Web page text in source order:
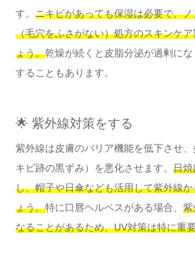
す。 ニキビがあっても保湿は必要で、
（毛穴をふさがない）処方のスキンケ
ょう。乾燥が続くと皮脂分泌が過剰に
することもあります。
🌟 紫外線対策をする
紫外線は皮膚のバリア機能を低下させ
キビ跡の黒ずみ）を悪化させます。 日焼
し、帽子や日傘なども活用して紫外線
ょう。特に口唇ヘルペスがある場合、 紫
なることがあるため、UV対策は特に重